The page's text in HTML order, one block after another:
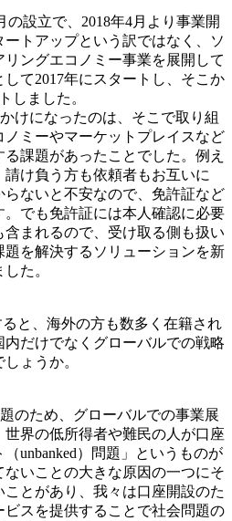
の設立で、2018年4月より事業開
トアップという訳ではなく、ソ
ングエコノミー事業を展開して
て2017年にスタートし、そこか
しました。
けになったのは、そこで取り組
ミーやマーケットプレイスなど
課題があったことでした。例え
け負う方も依頼者もお互いに
らないと不安なので、免許証など
でも免許証には本人確認に必要
まれるので、受け取る側も扱い
を解決するソリューションを新
た。
と、海外の方も数多く在籍され
だけでなくグローバルでの戦略
ょうか。
のため、グローバルでの事業展
界の低所得者や難民の人が口座
unbanked）問題」というものが
いことの大きな原因の一つにそ
とがあり、我々は口座開設のた
スを提供することで社会問題の